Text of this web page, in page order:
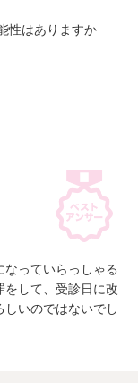
性はありますか
っていらっしゃる
をして、受診日に改
いのではないでし